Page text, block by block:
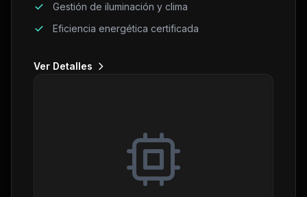
Gestión de iluminación y clima
Eficiencia energética certificada
Ver Detalles